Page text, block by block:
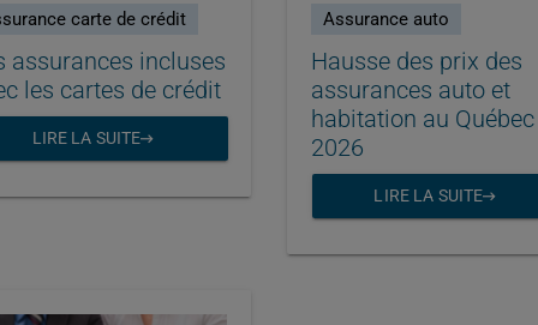
carte de crédit
assurances incluses
les cartes de crédit
LIRE LA SUITE
Assurance auto
Hausse des prix des
assurances auto et
habitation au Québec
2026
LIRE LA SUITE